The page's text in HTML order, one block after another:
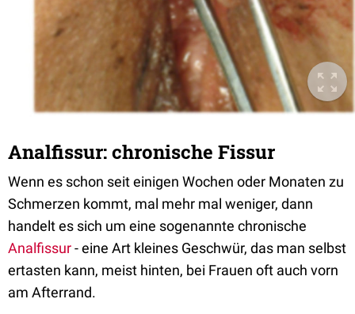
Analfissur: chronische Fissur
Wenn es schon seit einigen Wochen oder Monaten zu
Schmerzen kommt, mal mehr mal weniger, dann
handelt es sich um eine sogenannte chronische
Analfissur- eine Art kleines Geschwür, das man selbst
ertasten kann, meist hinten, bei Frauen oft auch vorn
am Afterrand.